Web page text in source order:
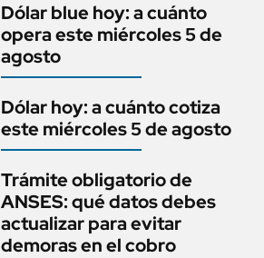
Dólar blue hoy: a cuánto
opera este miércoles 5 de
agosto
Dólar hoy: a cuánto cotiza
este miércoles 5 de agosto
Trámite obligatorio de
ANSES: qué datos debes
actualizar para evitar
demoras en el cobro